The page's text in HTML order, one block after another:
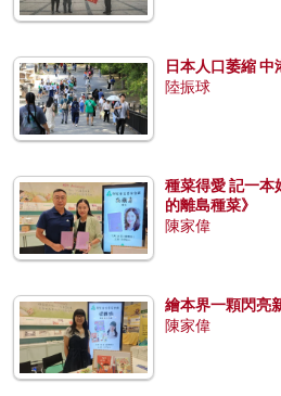
日本人口萎縮
陸振球
種菜得愛 記一
的離島種菜》
陳家偉
繪本界一顆閃亮
陳家偉